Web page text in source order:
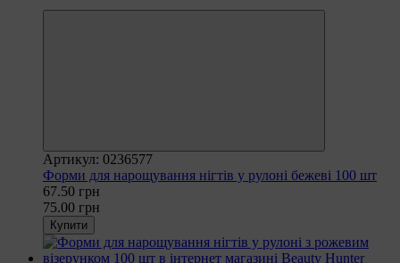
Артикул: 0236577
Форми для нарощування нігтів у рулоні бежеві 100 шт
67.50 грн
75.00 грн
Купити